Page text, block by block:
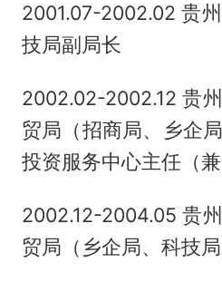
2001.07-2002.02 贵
技局副局长
2002.02-2002.12 贵
贸局（招商局、乡企
投资服务中心主任（兼
2002.12-2004.05 贵
贸局（乡企局、科技